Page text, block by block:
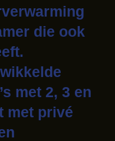
die ook
met 2, 3 en
met privé